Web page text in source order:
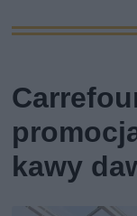
kawy